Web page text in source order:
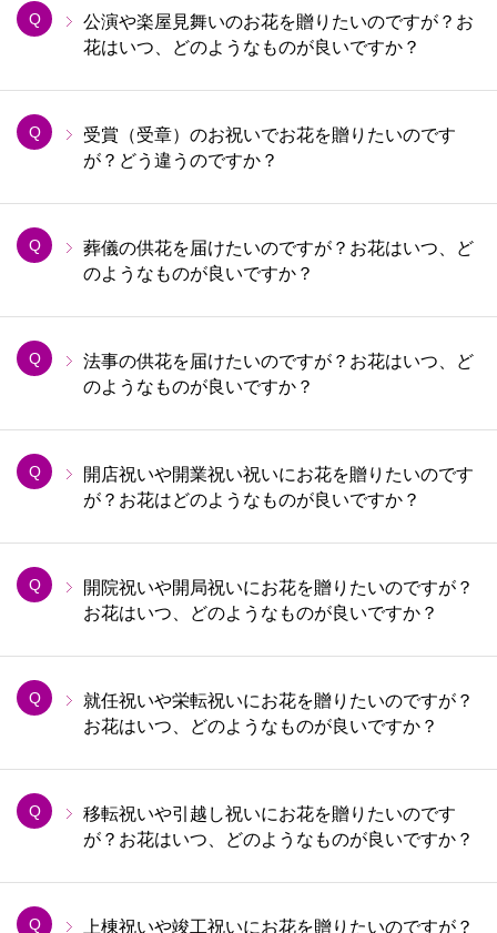
Q
公演や楽屋見舞いのお花を贈りたいのですが？お
花はいつ、どのようなものが良いですか？
Q
受賞（受章）のお祝いでお花を贈りたいのです
が？どう違うのですか？
Q
葬儀の供花を届けたいのですが？お花はいつ、ど
のようなものが良いですか？
Q
法事の供花を届けたいのですが？お花はいつ、ど
のようなものが良いですか？
Q
開店祝いや開業祝い祝いにお花を贈りたいのです
が？お花はどのようなものが良いですか？
Q
開院祝いや開局祝いにお花を贈りたいのですが？
お花はいつ、どのようなものが良いですか？
Q
就任祝いや栄転祝いにお花を贈りたいのですが？
お花はいつ、どのようなものが良いですか？
Q
移転祝いや引越し祝いにお花を贈りたいのです
が？お花はいつ、どのようなものが良いですか？
Q 上棟祝いや竣工祝いにお花を贈りたいのですが？